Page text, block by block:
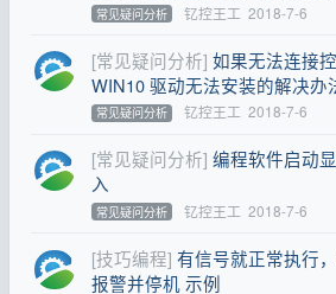
常见疑问分析 钇控王工 2018-7-6
[常见疑问分析] 如果无法连接
WIN10 驱动无法安装的解决办
常见疑问分析 钇控王工 2018-7-6
[常见疑问分析] 编程软件启动
入
常见疑问分析 钇控王工 2018-7-6
[技巧编程] 有信号就正常执行
报警并停机 示例